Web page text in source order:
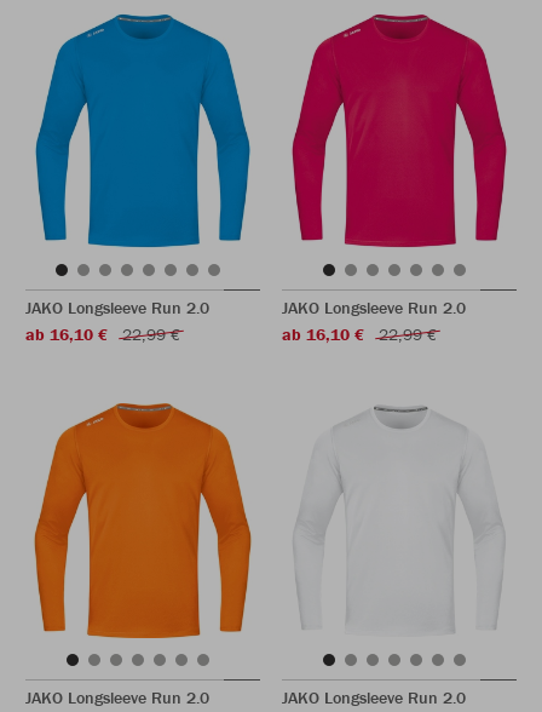
JAKO Longsleeve Run 2.0
ab 16,10 €
22,99 €
JAKO Longsleeve Run 2.0
ab 16,10 €
22,99 €
JAKO Longsleeve Run 2.0
JAKO Longsleeve Run 2.0